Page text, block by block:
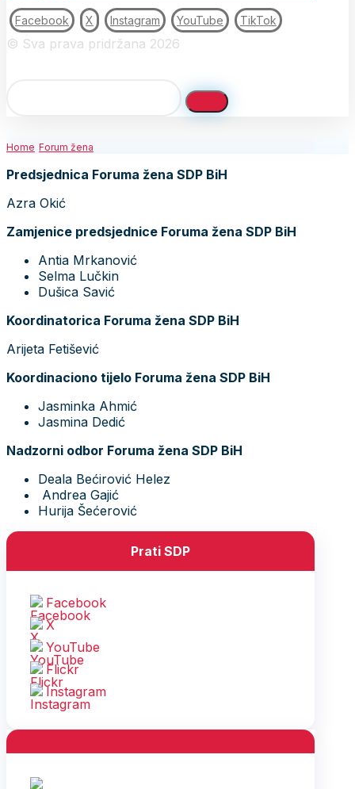
Facebook X Instagram YouTube TikTok
© Sva prava pridržana 2026
Home Forum žena
Predsjednica Foruma žena SDP BiH
Azra Okić
Zamjenice predsjednice Foruma žena SDP BiH
Antia Mrkanović
Selma Lučkin
Dušica Savić
Koordinatorica Foruma žena SDP BiH
Arijeta Fetišević
Koordinaciono tijelo Foruma žena SDP BiH
Jasminka Ahmić
Jasmina Dedić
Nadzorni odbor Foruma žena SDP BiH
Deala Bećirović Helez
Andrea Gajić
Hurija Šećerović
Prati SDP
Facebook
X
YouTube
Flickr
Instagram